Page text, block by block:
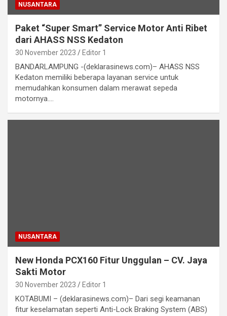
NUSANTARA
Paket “Super Smart” Service Motor Anti Ribet
dari AHASS NSS Kedaton
30 November 2023 Editor 1
BANDARLAMPUNG -(deklarasinews.com)– AHASS NSS
Kedaton memiliki beberapa layanan service untuk
memudahkan konsumen dalam merawat sepeda
motornya.…
NUSANTARA
New Honda PCX160 Fitur Unggulan – CV. Jaya
Sakti Motor
30 November 2023 Editor 1
KOTABUMI – (deklarasinews.com)– Dari segi keamanan
fitur keselamatan seperti Anti-Lock Braking System (ABS)